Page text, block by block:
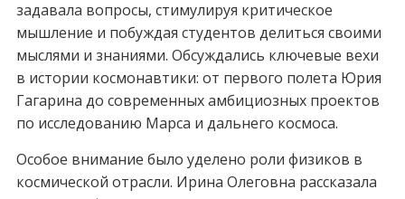
задавала вопросы, стимулируя критическое
мышление и побуждая студентов делиться своими
мыслями и знаниями. Обсуждались ключевые вехи
в истории космонавтики: от первого полета Юрия
Гагарина до современных амбициозных проектов
по исследованию Марса и дальнего космоса.
Особое внимание было уделено роли физиков в
космической отрасли. Ирина Олеговна рассказала